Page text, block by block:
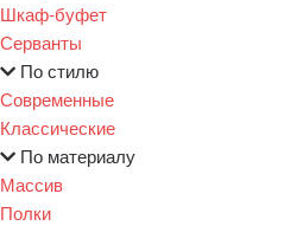
Шкаф-буфет
Серванты
По стилю
Современные
Классические
По материалу
Массив
Полки